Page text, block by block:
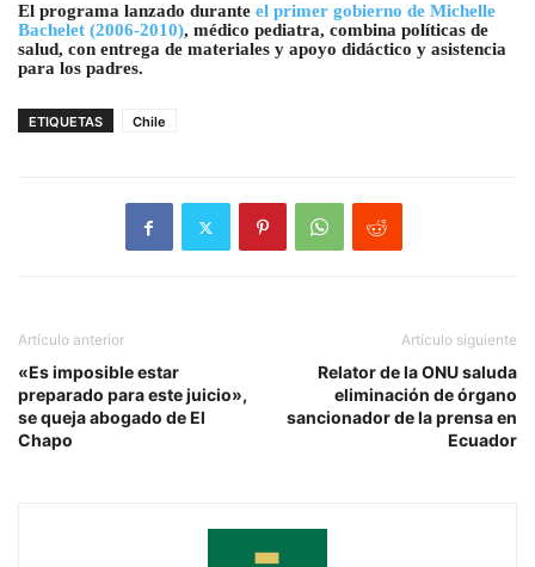
El programa lanzado durante el primer gobierno de Michelle
Bachelet (2006-2010), médico pediatra, combina políticas de
salud, con entrega de materiales y apoyo didáctico y asistencia
para los padres.
ETIQUETAS Chile
Artículo anterior
«Es imposible estar
preparado para este juicio»,
se queja abogado de El
Chapo
Artículo siguiente
Relator de la ONU saluda
eliminación de órgano
sancionador de la prensa en
Ecuador